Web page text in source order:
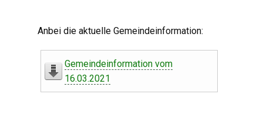
Leben in Oberdorf
Anbei die aktuelle Gemeindeinformation:
Gemeindeinformation vom
16.03.2021